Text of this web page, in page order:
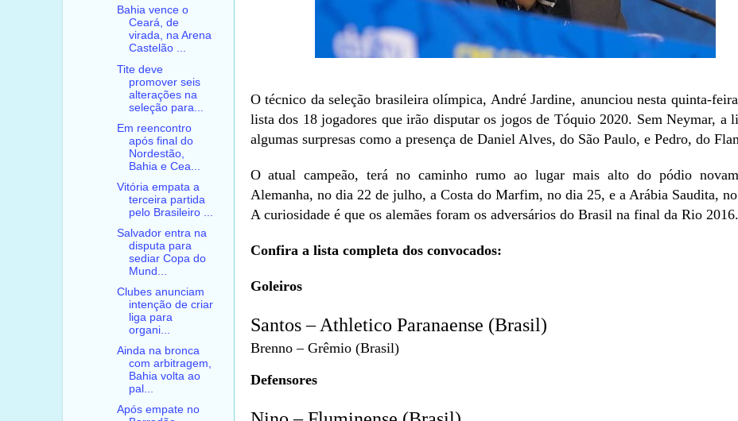
O técnico da seleção brasileira olímpica, André Jardine, anunciou nesta quinta-
lista dos 18 jogadores que irão disputar os jogos de Tóquio 2020. Sem Neymar, a
algumas surpresas como a presença de Daniel Alves, do São Paulo, e Pedro, do
O atual campeão, terá no caminho rumo ao lugar mais alto do pódio
Alemanha, no dia 22 de julho, a Costa do Marfim, no dia 25, e a Arábia Saudita,
A curiosidade é que os alemães foram os adversários do Brasil na final da Rio 2016.
Confira a lista completa dos convocados:
Goleiros
Santos – Athletico Paranaense (Brasil)
Brenno – Grêmio (Brasil)
Defensores
Bahia vence o
Ceará, de
virada, na Arena
Castelão ...
Tite deve
promover seis
alterações na
seleção para...
Em reencontro
após final do
Nordestão,
Bahia e Cea...
Vitória empata a
terceira partida
pelo Brasileiro ...
Salvador entra na
disputa para
sediar Copa do
Mund...
Clubes anunciam
intenção de criar
liga para
organi...
Ainda na bronca
com arbitragem,
Bahia volta ao
pal...
Após empate no